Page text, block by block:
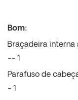
Bom:
Braçadeira
-- 1
Parafuso de
- 1